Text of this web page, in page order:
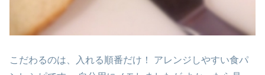
こだわるのは、入れる順番だけ！ アレンジしやすい食パ